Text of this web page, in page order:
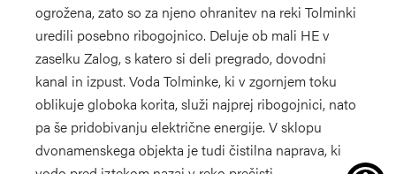
ogrožena, zato so za njeno ohranitev na reki Tolminki
uredili posebno ribogojnico. Deluje ob mali HE v
zaselku Zalog, s katero si deli pregrado, dovodni
kanal in izpust. Voda Tolminke, ki v zgornjem toku
oblikuje globoka korita, služi najprej ribogojnici, nato
pa še pridobivanju električne energije. V sklopu
dvonamenskega objekta je tudi čistilna naprava, ki